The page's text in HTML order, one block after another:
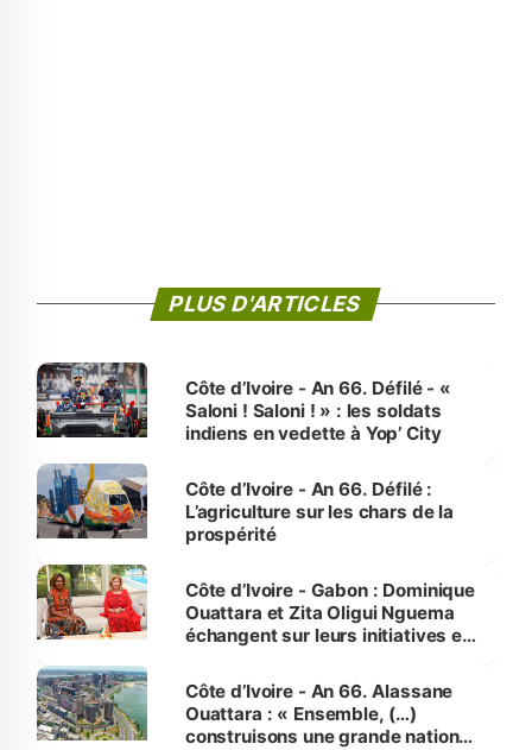
PLUS D'ARTICLES
Côte d’Ivoire - An 66. Défilé - «
Saloni ! Saloni ! » : les soldats
indiens en vedette à Yop’ City
Côte d’Ivoire - An 66. Défilé :
L’agriculture sur les chars de la
prospérité
Côte d’Ivoire - Gabon : Dominique
Ouattara et Zita Oligui Nguema
échangent sur leurs initiatives en
enfants
Côte d’Ivoire - An 66. Alassane
Ouattara : « Ensemble, (…)
construisons une grande nation